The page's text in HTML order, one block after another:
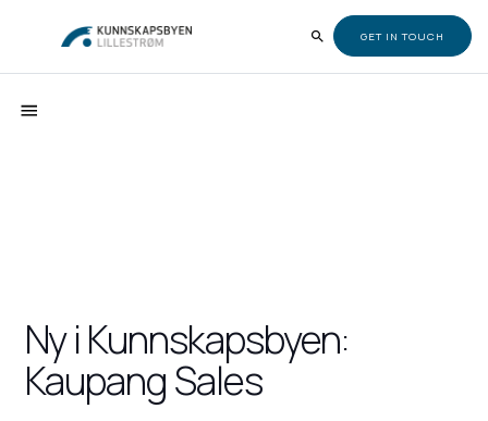
GET IN TOUCH
Ny i Kunnskapsbyen:
Kaupang Sales